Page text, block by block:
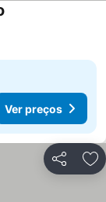
Ver preços
Partilhar